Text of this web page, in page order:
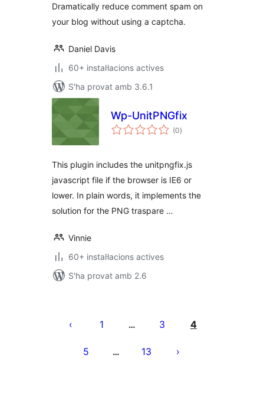
Dramatically reduce comment spam on
your blog without using a captcha.
Daniel Davis
60+ instal·lacions actives
S'ha provat amb 3.6.1
Wp-UnitPNGfix
(0puntuacions
totals
)
This plugin includes the unitpngfix.js
javascript file if the browser is IE6 or
lower. In plain words, it implements the
solution for the PNG traspare …
Vinnie
60+ instal·lacions actives
S'ha provat amb 2.6
entrades
1 … 3 4
5 … 13